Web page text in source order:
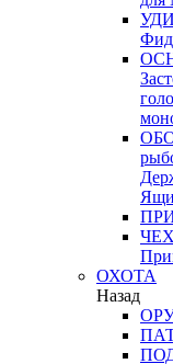
ОХОТА
Назад